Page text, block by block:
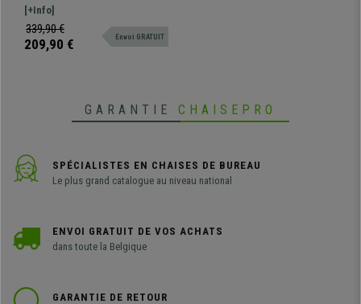
très commodes, en Maille et
Cuir, Gris
de salle d'attente SÉOUL NET, en
différentes couleurs pour que
vous puissiez choisir celle qui
s'adapte le mieux à votre espace
[+Info]
339,90 €
209,90 € Envoi GRATUIT
GARANTIE CHAISEPRO
SPÉCIALISTES EN CHAISES DE BUREAU
Le plus grand catalogue au niveau national
ENVOI GRATUIT DE VOS ACHATS
dans toute la Belgique
GARANTIE DE RETOUR